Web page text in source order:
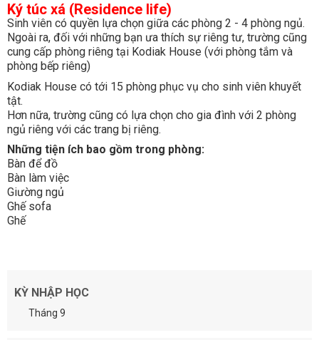
Ký túc xá (Residence life)
Sinh viên có quyền lựa chọn giữa các phòng 2 - 4 phòng ngủ.
Ngoài ra, đối với những bạn ưa thích sự riêng tư, trường cũng
cung cấp phòng riêng tại Kodiak House (với phòng tắm và
phòng bếp riêng)
Kodiak House có tới 15 phòng phục vụ cho sinh viên khuyết
tật.
Hơn nữa, trường cũng có lựa chọn cho gia đình với 2 phòng
ngủ riêng với các trang bị riêng.
Những tiện ích bao gồm trong phòng:
Bàn để đồ
Bàn làm việc
Giường ngủ
Ghế sofa
Ghế
KỲ NHẬP HỌC
Tháng 9